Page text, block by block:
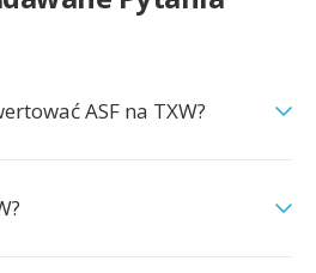
ASF na TXW?